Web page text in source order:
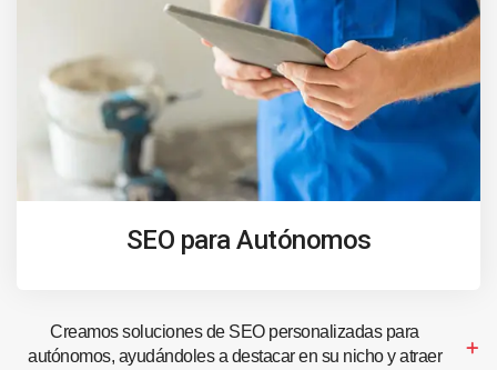
SEO para Autónomos
Creamos soluciones de SEO personalizadas para
autónomos, ayudándoles a destacar en su nicho y atraer